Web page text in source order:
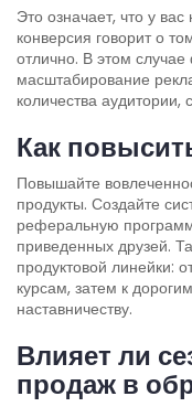
Это означает, что у
конверсия говорит о
отлично. В этом
масштабирование
количества аудитории,
Как
Повышайте
продукты. Создайте
реферальную
приведенных друзей.
продуктовой линейки:
курсам, затем к
наставничеству.
Влияет ли
продаж в